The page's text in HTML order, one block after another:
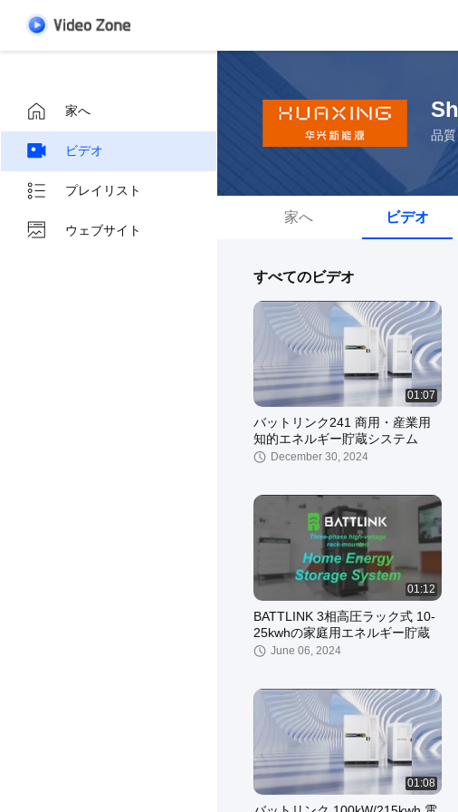
家へ
ビデオ
プレイリスト
ウェブサイト
品
家へ ビデオ
すべてのビデオ
01:07
バットリンク241 商用・産業用
知的エネルギー貯蔵システム
December 30, 2024
01:12
BATTLINK 3相高圧ラック式 10-
25kwhの家庭用エネルギー貯蔵
June 06, 2024
01:08